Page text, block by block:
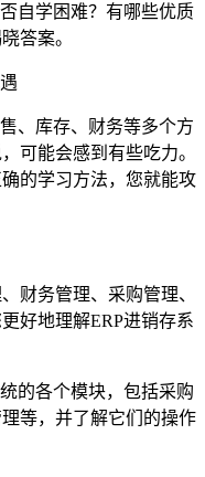
自学困难？有哪些优质
答案。
、库存、财务等多个方
可能会感到有些吃力。
的学习方法，您就能攻
财务管理、采购管理、
好地理解ERP进销存系
的各个模块，包括采购
等，并了解它们的操作